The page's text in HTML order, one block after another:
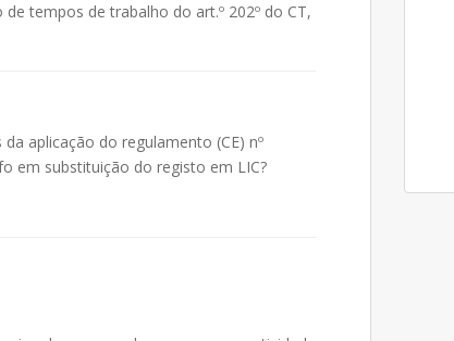
tempos de trabalho do art.º 202º do CT,
aplicação do regulamento (CE) nº
em substituição do registo em LIC?